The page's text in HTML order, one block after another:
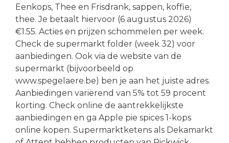
Eenkops, Thee en Frisdrank, sappen, koffie,
thee. Je betaalt hiervoor (6 augustus 2026)
€1.55. Acties en prijzen schommelen per week.
Check de supermarkt folder (week 32) voor
aanbiedingen. Ook via de website van de
supermarkt (bijvoorbeeld op
www.spegelaere.be) ben je aan het juiste adres.
Aanbiedingen variërend van 5% tot 59 procent
korting. Check online de aantrekkelijkste
aanbiedingen en ga Apple pie spices 1-kops
online kopen. Supermarktketens als Dekamarkt